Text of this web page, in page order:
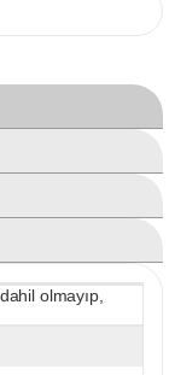
olmayıp,